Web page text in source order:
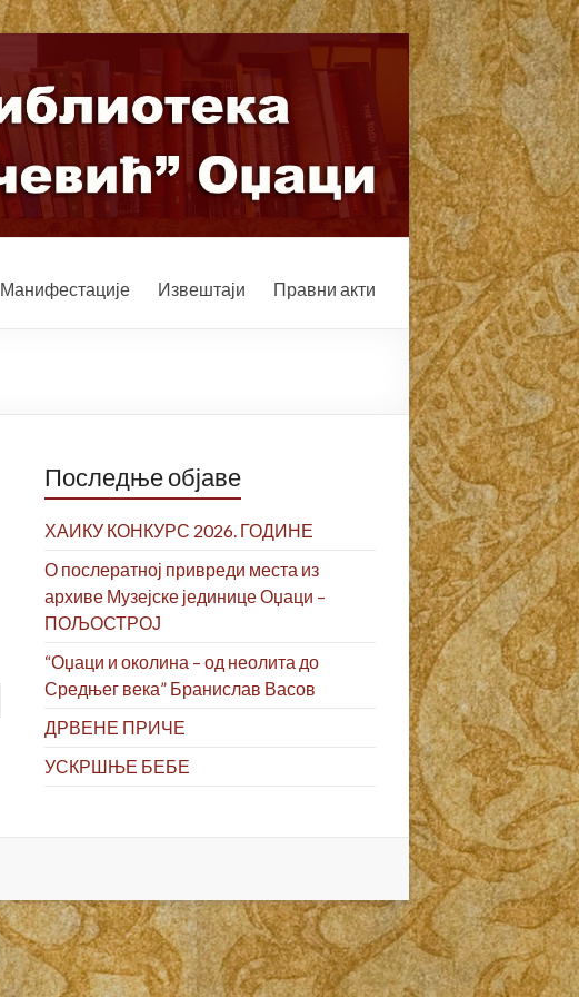
Манифестације Извештаји Правни акти
Последње објаве
ХАИКУ КОНКУРС 2026. ГОДИНЕ
О послератној привреди места из
архиве Музејске јединице Оџаци –
ПОЉОСТРОЈ
“Оџаци и околина – од неолита до
Средњег века” Бранислав Васов
ДРВЕНЕ ПРИЧЕ
УСКРШЊЕ БЕБЕ